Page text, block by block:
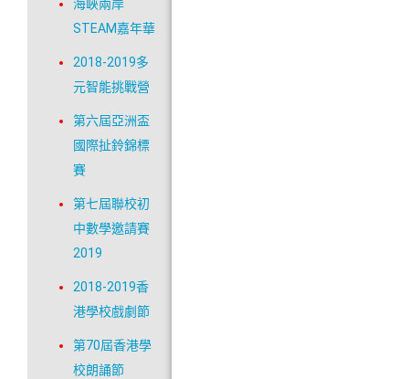
海峽兩岸
STEAM嘉年華
2018-2019多
元智能挑戰營
第六屆亞洲盃
國際扯鈴錦標
賽
第七屆聯校初
中數學邀請賽
2019
2018-2019香
港學校戲劇節
第70屆香港學
校朗誦節